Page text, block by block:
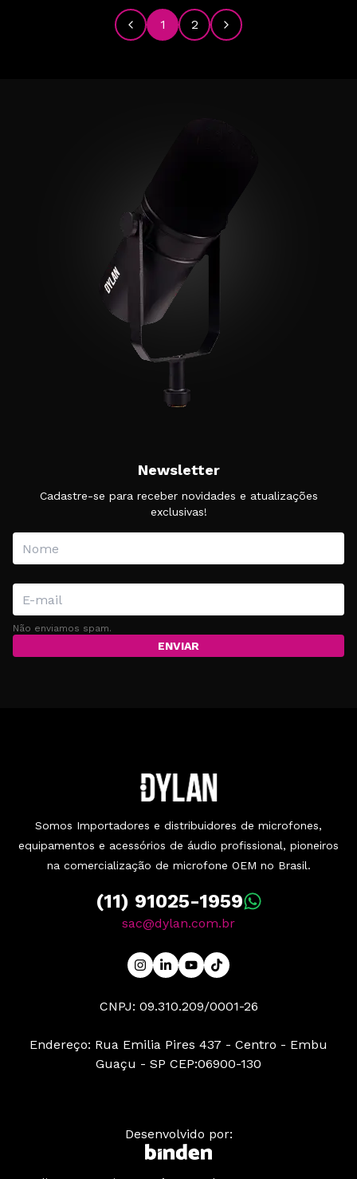
Anterior
1 2
Próximo
Newsletter
Cadastre-se para receber novidades e atualizações
exclusivas!
Não enviamos spam.
ENVIAR
Somos Importadores e distribuidores de microfones,
equipamentos e acessórios de áudio profissional, pioneiros
na comercialização de microfone OEM no Brasil.
(11) 91025-1959
sac@dylan.com.br
CNPJ: 09.310.209/0001-26
Endereço: Rua Emilia Pires 437 - Centro - Embu
Guaçu - SP CEP:06900-130
Desenvolvido por: